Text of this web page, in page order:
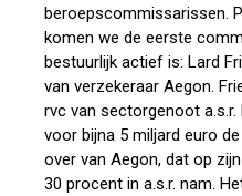
beroepscommissarissen.
komen we de eerste
bestuurlijk actief is: Lard
van verzekeraar Aegon.
rvc van sectorgenoot a.s.r.
voor bijna 5 miljard euro
over van Aegon, dat op
30 procent in a.s.r. nam.